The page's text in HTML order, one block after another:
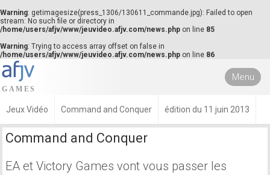
Warning: getimagesize(press_1306/130611_commande.jpg): Failed to open
stream: No such file or directory in
/home/users/afjv/www/jeuvideo.afjv.com/news.php on line 85
Warning: Trying to access array offset on false in
/home/users/afjv/www/jeuvideo.afjv.com/news.php on line 86
Menu
Jeux Vidéo Command and Conquer édition du 11 juin 2013
Command and Conquer
EA et Victory Games vont vous passer les